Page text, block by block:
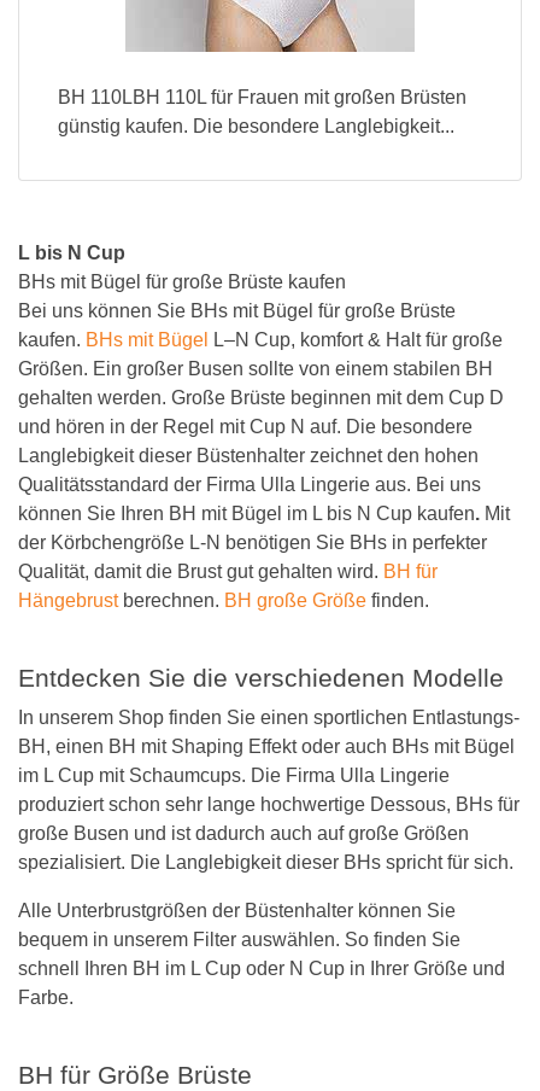
BH 110LBH 110L für Frauen mit großen Brüsten
günstig kaufen. Die besondere Langlebigkeit...
L bis N Cup
BHs mit Bügel für große Brüste kaufen
Bei uns können Sie BHs mit Bügel für große Brüste
kaufen. BHs mit Bügel
L–N Cup, komfort & Halt für große
Größen. Ein großer Busen sollte von einem stabilen BH
gehalten werden. Große Brüste beginnen mit dem Cup D
und hören in der Regel mit Cup N auf. Die besondere
Langlebigkeit dieser Büstenhalter zeichnet den hohen
Qualitätsstandard der Firma Ulla Lingerie aus. Bei uns
können Sie Ihren BH mit Bügel im L bis N Cup kaufen. Mit
der Körbchengröße L-N benötigen Sie BHs in perfekter
Qualität, damit die Brust gut gehalten wird. BH für
Hängebrustberechnen. BH große Größe finden.
Entdecken Sie die verschiedenen Modelle
In unserem Shop finden Sie einen sportlichen Entlastungs-
BH, einen BH mit Shaping Effekt oder auch BHs mit Bügel
im L Cup mit Schaumcups. Die Firma Ulla Lingerie
produziert schon sehr lange hochwertige Dessous, BHs für
große Busen und ist dadurch auch auf große Größen
spezialisiert. Die Langlebigkeit dieser BHs spricht für sich.
Alle Unterbrustgrößen der Büstenhalter können Sie
bequem in unserem Filter auswählen. So finden Sie
schnell Ihren BH im L Cup oder N Cup in Ihrer Größe und
Farbe.
BH für Größe Brüste